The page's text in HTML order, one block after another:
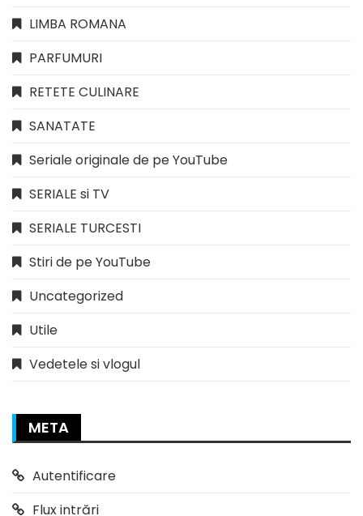
LIMBA ROMANA
PARFUMURI
RETETE CULINARE
SANATATE
Seriale originale de pe YouTube
SERIALE si TV
SERIALE TURCESTI
Stiri de pe YouTube
Uncategorized
Utile
Vedetele si vlogul
META
Autentificare
Flux intrări